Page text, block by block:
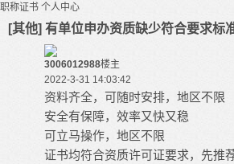
职称证书 个人中心
[其他] 有单位申办资质缺少符合要求标
3006012988楼主
2022-3-31 14:03:42
资料齐全，可随时安排，地区不限
安全有保障，效率又快又稳
可立马操作，地区不限
证书均符合资质许可证要求，先推